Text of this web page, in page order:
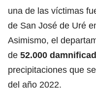
una de las víctimas
de San José de Uré
Asimismo, el
de 52.000
precipitaciones que
del año 2022.